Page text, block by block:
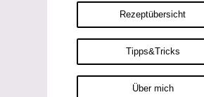
Rezeptübersicht
Tipps&Tricks
Über mich